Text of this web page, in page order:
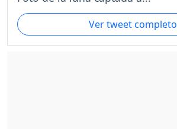
Ver tweet completo